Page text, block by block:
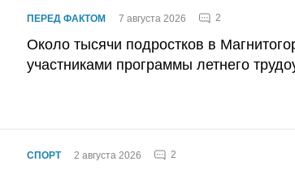
ПЕРЕД ФАКТОМ 7 августа 2026 2
Около тысячи подростков в
участниками программы летнего
СПОРТ 2 августа 2026 2